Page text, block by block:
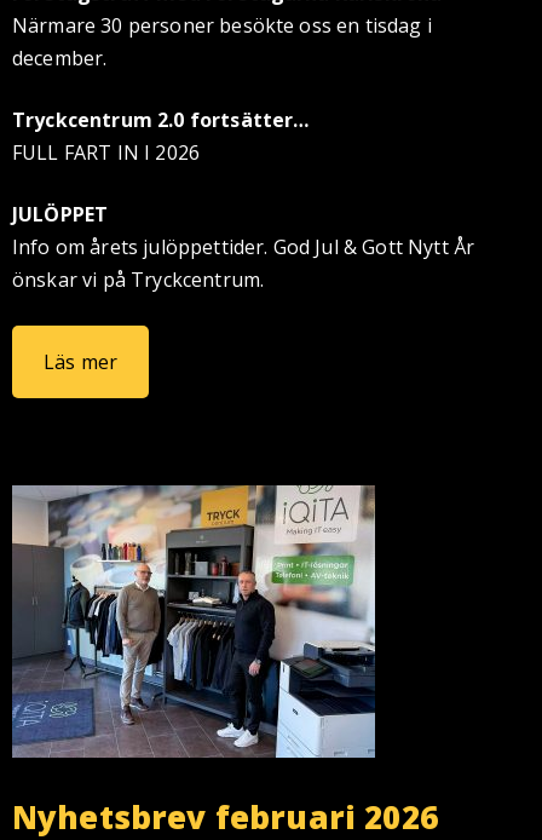
Närmare 30 personer besökte oss en tisdag i
december.
Tryckcentrum 2.0 fortsätter…
FULL FART IN I 2026
JULÖPPET
Info om årets julöppettider. God Jul & Gott Nytt År
önskar vi på Tryckcentrum.
Läs mer
Nyhetsbrev februari 2026